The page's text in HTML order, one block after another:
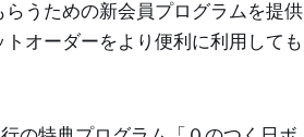
うための新会員プログラムを提供
オーダーをより便利に利用しても